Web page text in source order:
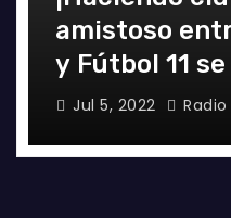
amistoso
y Fútbol 11
La Florida
Jul 5, 2022